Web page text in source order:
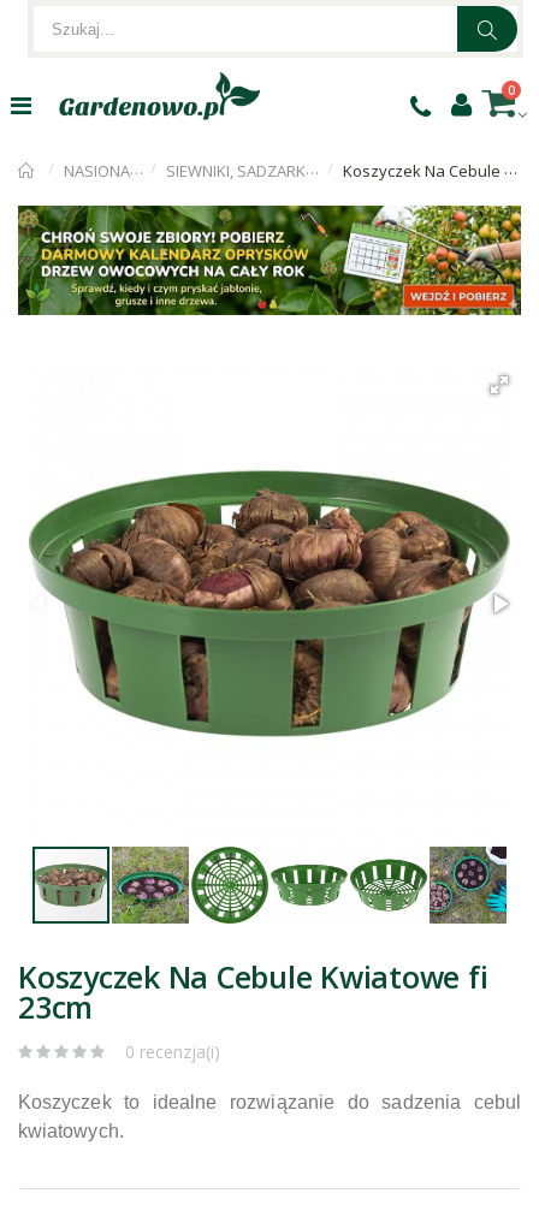
0
NASIONA I CEBULKI SIEWNIKI, SADZARKI, KIEŁKOWNICE Koszyczek Na Cebule Kwiatowe fi 23cm
Koszyczek Na Cebule Kwiatowe fi
23cm
0 recenzja(i)
Koszyczek to idealne rozwiązanie do sadzenia cebul
kwiatowych.